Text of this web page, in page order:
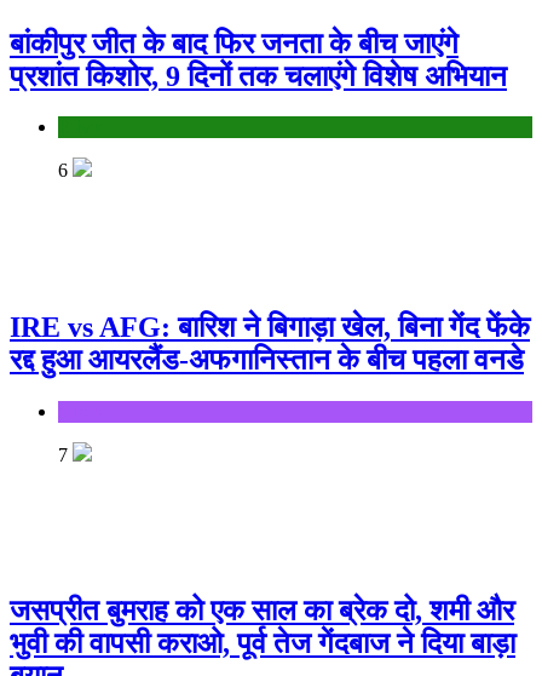
बांकीपुर जीत के बाद फिर जनता के बीच जाएंगे
प्रशांत किशोर, 9 दिनों तक चलाएंगे विशेष अभियान
6
IRE vs AFG: बारिश ने बिगाड़ा खेल, बिना गेंद फेंके
रद्द हुआ आयरलैंड-अफगानिस्तान के बीच पहला वनडे
7
जसप्रीत बुमराह को एक साल का ब्रेक दो, शमी और
भुवी की वापसी कराओ, पूर्व तेज गेंदबाज ने दिया बाड़ा